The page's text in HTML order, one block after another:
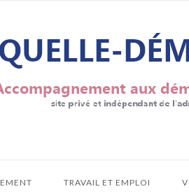
TRAVAIL ET EMPLOI